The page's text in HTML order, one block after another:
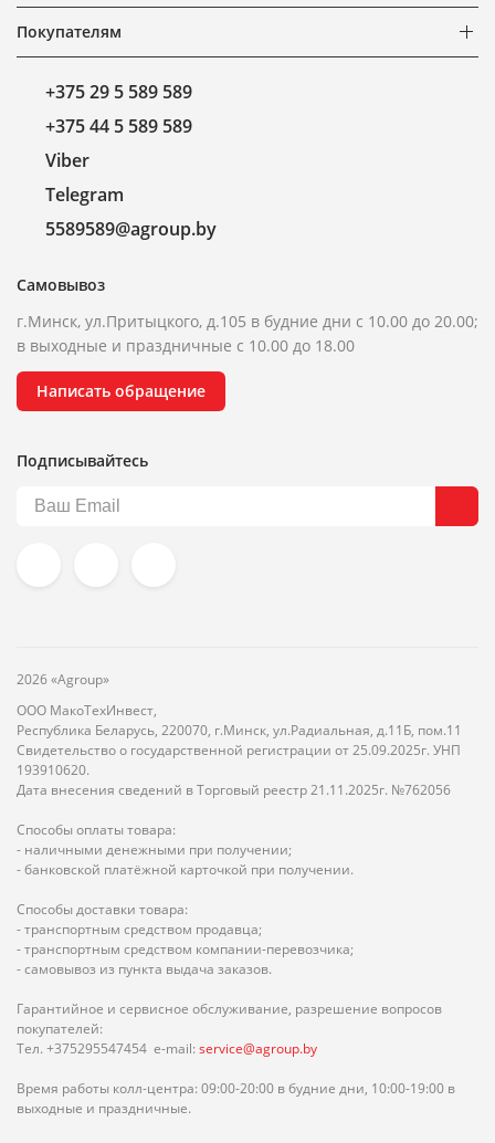
Покупателям
+375 29 5 589 589
+375 44 5 589 589
Viber
Telegram
5589589@agroup.by
Самовывоз
г.Минск, ул.Притыцкого, д.105 в будние дни с 10.00 до 20.00;
в выходные и праздничные с 10.00 до 18.00
Написать обращение
Подписывайтесь
2026 «Agroup»
ООО МакоТехИнвест,
Республика Беларусь, 220070, г.Минск, ул.Радиальная, д.11Б, пом.11
Свидетельство о государственной регистрации от 25.09.2025г. УНП
193910620.
Дата внесения сведений в Торговый реестр 21.11.2025г. №762056
Способы оплаты товара:
- наличными денежными при получении;
- банковской платёжной карточкой при получении.
Способы доставки товара:
- транспортным средством продавца;
- транспортным средством компании-перевозчика;
- самовывоз из пункта выдача заказов.
Гарантийное и сервисное обслуживание, разрешение вопросов
покупателей:
Тел. +375295547454 e-mail: service@agroup.by
Время работы колл-центра: 09:00-20:00 в будние дни, 10:00-19:00 в
выходные и праздничные.